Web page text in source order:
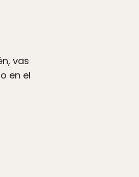
vas
en el